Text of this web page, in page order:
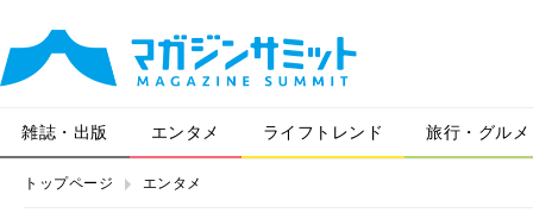
雑誌・出版 エンタメ ライフトレンド 旅行・グルメ
トップページ エンタメ